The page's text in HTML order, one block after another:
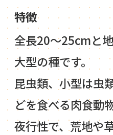
特徴
全長20～25cmと
大型の種です。
昆虫類、小型は虫
どを食べる肉食動
夜行性で、荒地や